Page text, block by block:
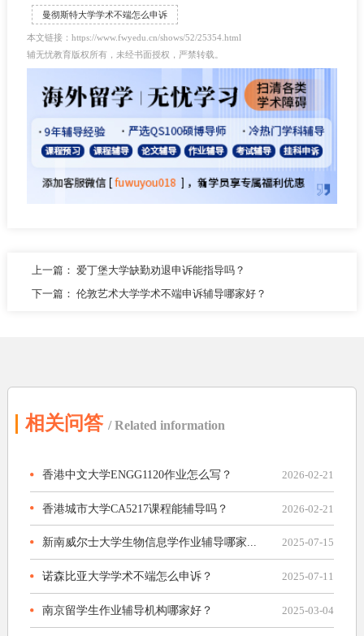
曼彻斯特大学学术不端怎么申诉
本文链接：https://www.fwyedu.cn/shows/52/25354.html
辅无忧教育版权所有，未经书面授权，严禁转载。
上一篇： 爱丁堡大学缺勤劝退申诉能指导吗？
下一篇： 伦敦艺术大学学术不端申诉辅导哪家好？
相关问答 / Related information
香港中文大学ENGG1120作业怎么写？ 2026-02-21
香港城市大学CA5217课程能辅导吗？ 2026-02-21
新南威尔士大学生物信息学作业辅导哪家... 2025-07-15
诺森比亚大学学术不端怎么申诉？ 2025-07-11
南京留学生作业辅导机构哪家好？ 2025-03-04